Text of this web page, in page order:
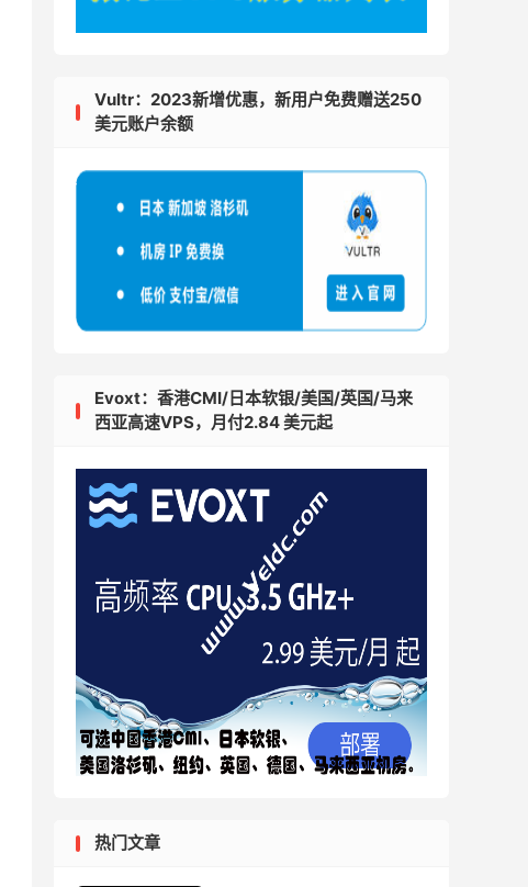
Vultr：2023新增优惠，新用户免费赠送250
美元账户余额
Evoxt：香港CMI/日本软银/美国/英国/马来
西亚高速VPS，月付2.84 美元起
热门文章